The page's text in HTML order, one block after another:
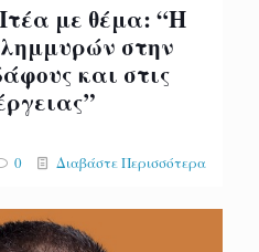
με θέμα: “Η
στην
και στις
0 Διαβάστε Περισσότερα